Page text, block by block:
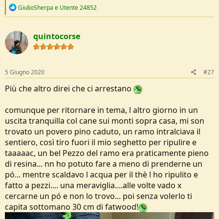
R
c
t
i
o
s
:
GiulioSherpa e Utente 24852
quintocorse
5 Giugno 2020 #27
Più che altro direi che ci arrestano
comunque per ritornare in tema, l altro giorno in un
uscita tranquilla col cane sui monti sopra casa, mi son
trovato un povero pino caduto, un ramo intralciava il
sentiero, così tiro fuori il mio seghetto per ripulire e
taaaaac, un bel Pezzo del ramo era praticamente pieno
di resina... nn ho potuto fare a meno di prenderne un
pó... mentre scaldavo l acqua per il thè l ho ripulito e
fatto a pezzi.... una meraviglia....alle volte vado x
cercarne un pó e non lo trovo... poi senza volerlo ti
capita sottomano 30 cm di fatwood!